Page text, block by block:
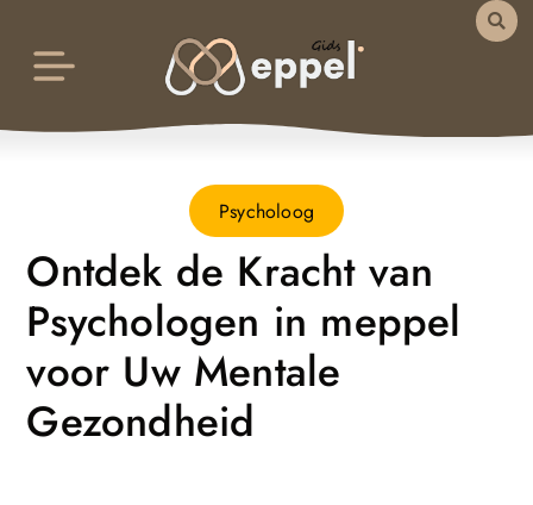
Psycholoog
Ontdek de Kracht van
Psychologen in meppel
voor Uw Mentale
Gezondheid